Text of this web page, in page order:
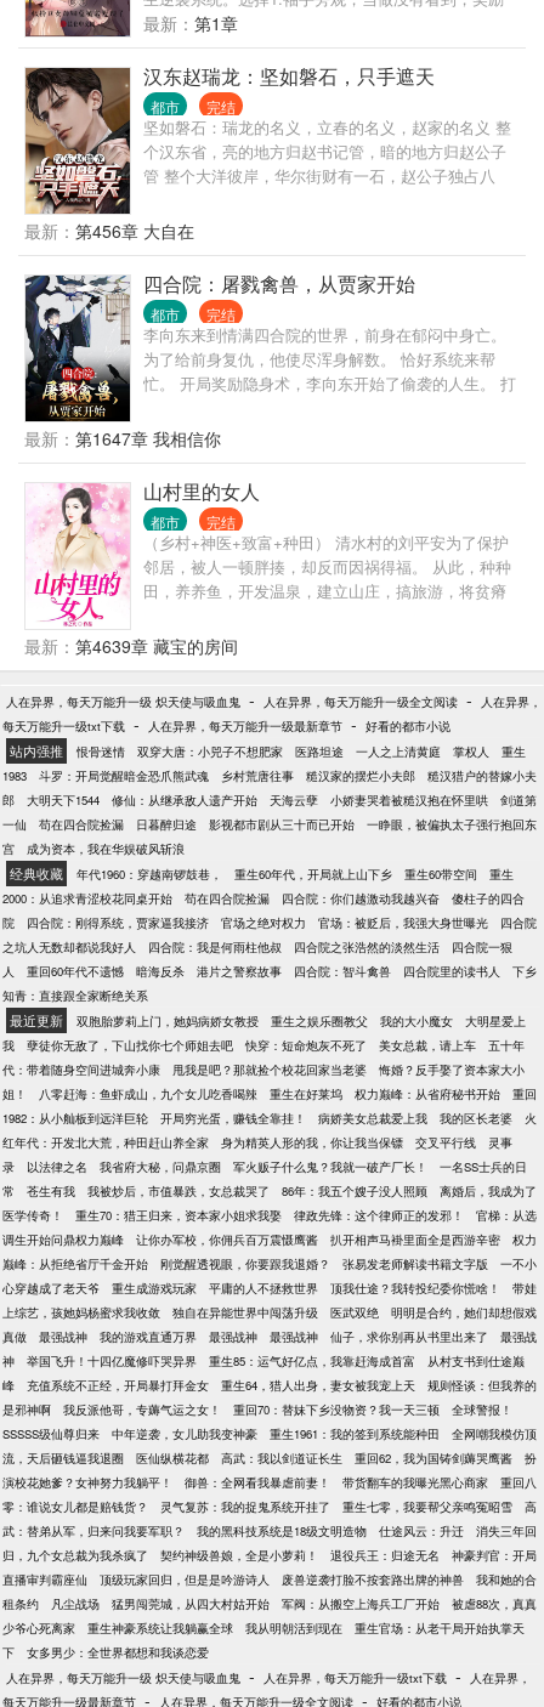
100000元。选择2：主动提出希望和顾怜音同桌，并成
功与她同桌，奖励过目不忘技能。林远毫不犹豫选
择...
最新： 第1章
汉东赵瑞龙：坚如磐石，只手遮天
都市 完结
坚如磐石：瑞龙的名义，立春的名义，赵家的名义 整
个汉东省，亮的地方归赵书记管，暗的地方归赵公子
管 整个大洋彼岸，华尔街财有一石，赵公子独占八
论谁在管，赵公子在的地方，都统一归赵公子管 年轻
气盛刘华强，疯癫狂傲苗青山，无法无天谢文东，胜
天半子祁同伟，逆天改命黎志田，绿藤大佬高明远，
全村带富林耀东，横扫港城张世豪… 黎志田：钱外有
钱，官上还有官，赵公子便是我最后的底牌 郑刚：赵
公子是大船我是小船。哦不对，在赵家人面前，我什
么都不是 林耀东：带塔寨的年轻人在南亚开厂淘金，
风险低利润高，为赵家打工未来有盼头 陆秉坤：赵公
才累死累活了 侯亮平：亚洲地下组织部部长，这个赵
瑞龙不好对付啊 钟小艾：手握科技命脉~富可敌国，
已经是上面的手套，只可与其合作，不能让其成为阶
下囚！ 祁同伟：感谢赵公子让我与高小琴白头到老 沙
瑞金：被赵瑞龙抓了小辫子，掀桌便是两败俱伤 高育
良：被赵瑞龙拿捏，不算窝囊 李达康：虎父无犬子，
瑞龙不简单 赵啸声：昌武市赵家，惹不起汉东省赵家
汉：是谁不声不响偷了我别墅里的2亿现金
最新： 第456章 大自在
四合院：屠戮禽兽，从贾家开始
都市 完结
李向东来到情满四合院的世界，前身在郁闷中身亡。
为了给前身复仇，他使尽浑身解数。 恰好系统来帮
忙。 开局奖励隐身术，李向东开始了偷袭的人生。 打
东旭搞破鞋，暗中踢碎许大茂宝贝。 乘着秦淮茹心乱
如麻的时候乘虚而入。 乘着娄晓娥青春貌美的时候成
双入对。 在全院大会哭诉易中海的区别对待，搞掉易
中海的一大爷职位。 给娄半城提供破局之策，和娄晓
娥定一世之约。 他在这个淳朴的年代过着不淳朴的日
子。 搞掉四合院的不稳定因素，自己享受美好生活。
最新： 第1647章 我相信你
山村里的女人
都市 完结
（乡村+神医+致富+种田） 清水村的刘平安为了保护
邻居，被人一顿胖揍，却反而因祸得福。 从此，种种
田，养养鱼，开发温泉，建立山庄，搞旅游，将贫瘠
惬意的乡村生活……
最新： 第4639章 藏宝的房间
人在异界，每天万能升一级 炽天使与吸血鬼 - 人在异界，每天万能升一级全文阅读 -
人在异界，
每天万能升一级txt下载 - 人在异界，每天万能升一级最新章节 - 好看的都市小说
站内强推 恨骨迷情 双穿大唐：小兕子不想肥家 医路坦途 一人之上清黄庭 掌权人
重生
1983
斗罗：开局觉醒暗金恐爪熊武魂 乡村荒唐往事 糙汉家的摆烂小夫郎
糙汉猎户的替嫁小夫
郎
大明天下1544 修仙：从继承敌人遗产开始 天海云孽 小娇妻哭着被糙汉抱在怀里哄
剑道第
一仙
苟在四合院捡漏 日暮醉归途 影视都市剧从三十而已开始
一睁眼，被偏执太子强行抱回东
宫
成为资本，我在华娱破风斩浪
经典收藏 年代1960：穿越南锣鼓巷， 重生60年代，开局就上山下乡 重生60带空间
重生
2000：从追求青涩校花同桌开始
苟在四合院捡漏 四合院：你们越激动我越兴奋
傻柱子的四合
院
四合院：刚得系统，贾家逼我接济 官场之绝对权力 官场：被贬后，我强大身世曝光
四合院
之坑人无数却都说我好人
四合院：我是何雨柱他叔 四合院之张浩然的淡然生活
四合院一狠
人
重回60年代不遗憾 暗海反杀 港片之警察故事 四合院：智斗禽兽 四合院里的读书人
下乡
知青：直接跟全家断绝关系
最近更新 双胞胎萝莉上门，她妈病娇女教授 重生之娱乐圈教父 我的大小魔女
大明星爱上
我
孽徒你无敌了，下山找你七个师姐去吧 快穿：短命炮灰不死了 美女总裁，请上车
五十年
代：带着随身空间进城奔小康
甩我是吧？那就捡个校花回家当老婆
悔婚？反手娶了资本家大小
姐！
八零赶海：鱼虾成山，九个女儿吃香喝辣 重生在好莱坞 权力巅峰：从省府秘书开始
重回
1982：从小舢板到远洋巨轮
开局穷光蛋，赚钱全靠挂！ 病娇美女总裁爱上我 我的区长老婆
火
红年代：开发北大荒，种田赶山养全家
身为精英人形的我，你让我当保镖 交叉平行线
灵事
录
以法律之名 我省府大秘，问鼎京圈 军火贩子什么鬼？我就一破产厂长！
一名SS士兵的日
常
苍生有我 我被炒后，市值暴跌，女总裁哭了 86年：我五个嫂子没人照顾
离婚后，我成为了
医学传奇！
重生70：猎王归来，资本家小姐求我娶 律政先锋：这个律师正的发邪！
官梯：从选
调生开始问鼎权力巅峰
让你办军校，你佣兵百万震慑鹰酱 扒开相声马褂里面全是西游辛密
权力
巅峰：从拒绝省厅千金开始
刚觉醒透视眼，你要跟我退婚？ 张易发老师解读书籍文字版
一不小
心穿越成了老天爷
重生成游戏玩家 平庸的人不拯救世界 顶我仕途？我转投纪委你慌啥！
带娃
上综艺，孩她妈杨蜜求我收敛
独自在异能世界中闯荡升级 医武双绝
明明是合约，她们却想假戏
真做
最强战神 我的游戏直通万界 最强战神 最强战神 仙子，求你别再从书里出来了
最强战
神
举国飞升！十四亿魔修吓哭异界 重生85：运气好亿点，我靠赶海成首富
从村支书到仕途巅
峰
充值系统不正经，开局暴打拜金女 重生64，猎人出身，妻女被我宠上天
规则怪谈：但我养的
是邪神啊
我反派他哥，专薅气运之女！ 重回70：替妹下乡没物资？我一天三顿
全球警报！
SSSSS级仙尊归来
中年逆袭，女儿助我变神豪 重生1961：我的签到系统能种田
全网嘲我模仿顶
流，天后砸钱逼我退圈
医仙纵横花都 高武：我以剑道证长生 重回62，我为国铸剑薅哭鹰酱
扮
演校花她爹？女神努力我躺平！
御兽：全网看我暴虐前妻！ 带货翻车的我曝光黑心商家
重回八
零：谁说女儿都是赔钱货？
灵气复苏：我的捉鬼系统开挂了 重生七零，我要帮父亲鸣冤昭雪
高
武：替弟从军，归来问我要军职？
我的黑科技系统是18级文明造物 仕途风云：升迁
消失三年回
归，九个女总裁为我杀疯了
契约神级兽娘，全是小萝莉！ 退役兵王：归途无名
神豪判官：开局
直播审判霸座仙
顶级玩家回归，但是是吟游诗人 废兽逆袭打脸不按套路出牌的神兽
我和她的合
租条约
凡尘战场 猛男闯莞城，从四大村姑开始 军阀：从搬空上海兵工厂开始
被虐88次，真真
少爷心死离家
重生神豪系统让我躺赢全球 我从明朝活到现在
重生官场：从老干局开始执掌天
下
女多男少：全世界都想和我谈恋爱
人在异界，每天万能升一级 炽天使与吸血鬼 - 人在异界，每天万能升一级txt下载 -
人在异界，
每天万能升一级最新章节 - 人在异界，每天万能升一级全文阅读 - 好看的都市小说